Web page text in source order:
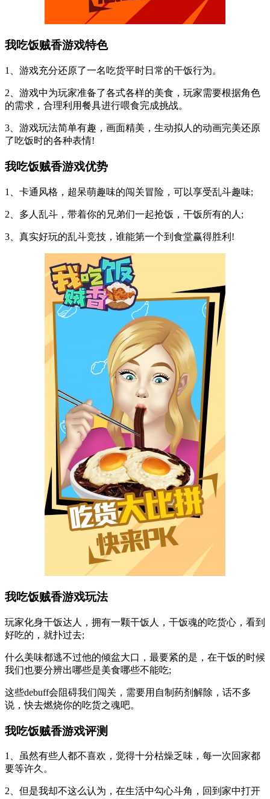
我吃饭贼香游戏特色
1、游戏充分还原了一名吃货平时日常的干饭行为。
2、游戏中为玩家准备了各式各样的美食，玩家需要根据角色
的需求，合理利用餐具进行喂食完成挑战。
3、游戏玩法简单有趣，画面精美，生动拟人的动画完美还原
了吃饭时的各种表情!
我吃饭贼香游戏优势
1、卡通风格，超呆萌趣味的闯关冒险，可以享受乱斗趣味;
2、多人乱斗，带着你的兄弟们一起抢饭，干饭所有的人;
3、真实好玩的乱斗竞技，谁能第一个到食堂赢得胜利!
我吃饭贼香游戏玩法
玩家化身干饭达人，拥有一颗干饭人，干饭魂的吃货心，看到
好吃的，就扑过去;
什么美味都逃不过他的倾盆大口，最要紧的是，在干饭的时候
我们也要分辨出哪些是美食哪些不能吃;
这些debuff会阻碍我们闯关，需要用自制药剂解除，话不多
说，快去燃烧你的吃货之魂吧。
我吃饭贼香游戏评测
1、虽然有些人都不喜欢，觉得十分枯燥乏味，每一次回家都
要等许久。
2、但是我却不这么认为，在生活中勾心斗角，回到家中打开